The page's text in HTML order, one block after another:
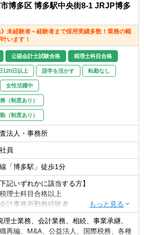
業界情報
求人情報
博多区 博多駅中央街8-1 JRJP博多
》未経験者～経験者まで採用実績多数！業務の幅
います！
公認会計士試験合格 税理士科目合格
120日以上 語学を活かす 転勤なし
女性活躍中
（制度あり）
（制度あり）
法人・事務所
員
「博多駅」徒歩1分
下記いずれかに該当する方】
税理士科目合格以上
会計事務所勤務経験者
認会計士（監査経験1年以上ある方)※税
務未経験会計士の方も歓迎いたしま
理士業務、会計業務、相続、事業承継、
再編、M&A、公益法人、国際税務、各種